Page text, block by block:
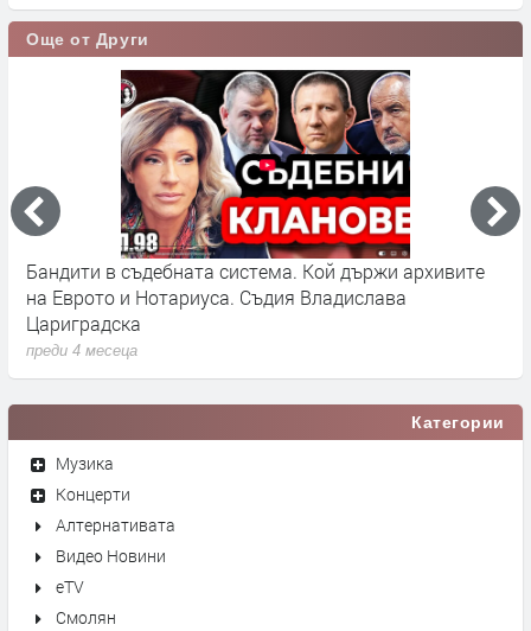
Още от Други
Бандити в съдебната система. Кой държи архивите
на Еврото и Нотариуса. Съдия Владислава
Цариградска
преди 4 месеца
Категории
Музика
Концерти
Алтернативата
Видео Новини
eTV
Смолян